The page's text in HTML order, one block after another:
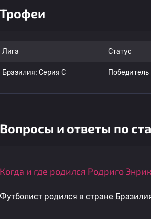
Трофеи
Лига Статус
Бразилия: Серия C Победитель
Вопросы и ответы по
Когда и где родился Родриго
Футболист родился в стране